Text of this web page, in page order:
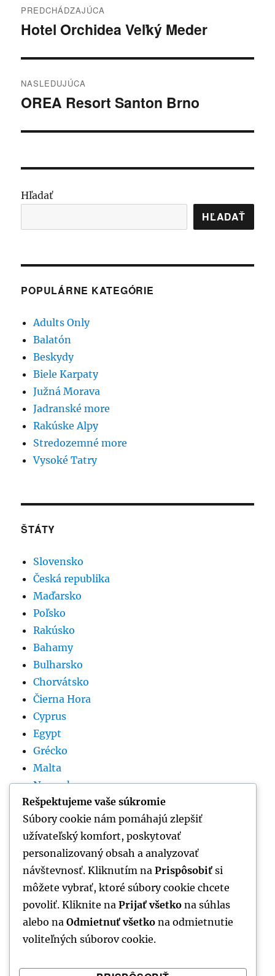
v
PREDCHÁDZAJÚCA
Predchádzajúci
Hotel Orchidea Veľký Meder
NASLEDUJÚCA
Ďalší
OREA Resort Santon Brno
Hľadať
HĽADAŤ
POPULÁRNE KATEGÓRIE
Adults Only
Balatón
Beskydy
Biele Karpaty
Južná Morava
Jadranské more
Rakúske Alpy
Stredozemné more
Vysoké Tatry
ŠTÁTY
Slovensko
Česká republika
Maďarsko
Poľsko
Rakúsko
Bahamy
Bulharsko
Chorvátsko
Čierna Hora
Cyprus
Egypt
Grécko
Malta
Nemecko
Rumunsko
Slovinsko
Španielsko
Srbsko
Taliansko
Thajsko
Tunisko
Rešpektujeme vaše súkromie
Súbory cookie nám pomáhajú zlepšiť
užívateľský komfort, poskytovať
personalizovaný obsah a analyzovať
návštevnosť. Kliknutím na Prispôsobiť si
môžete vybrať, ktoré súbory cookie chcete
povoliť. Kliknite na Prijať všetko na súhlas
alebo na Odmietnuť všetko na odmietnutie
voliteľných súborov cookie.